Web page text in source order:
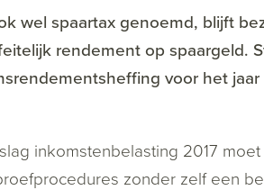
wel spaartax genoemd, blijft
rendement op spaargeld.
voor het jaar
inkomstenbelasting 2017
zonder zelf een